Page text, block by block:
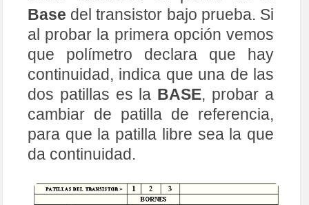
cambiar de patilla de referencia,
para que la patilla libre sea la que
da continuidad.
Fig. 4